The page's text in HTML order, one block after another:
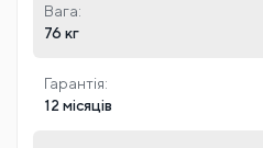
Вага:
76 кг
Гарантія:
12 місяців